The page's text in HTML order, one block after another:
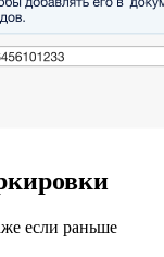
если раньше